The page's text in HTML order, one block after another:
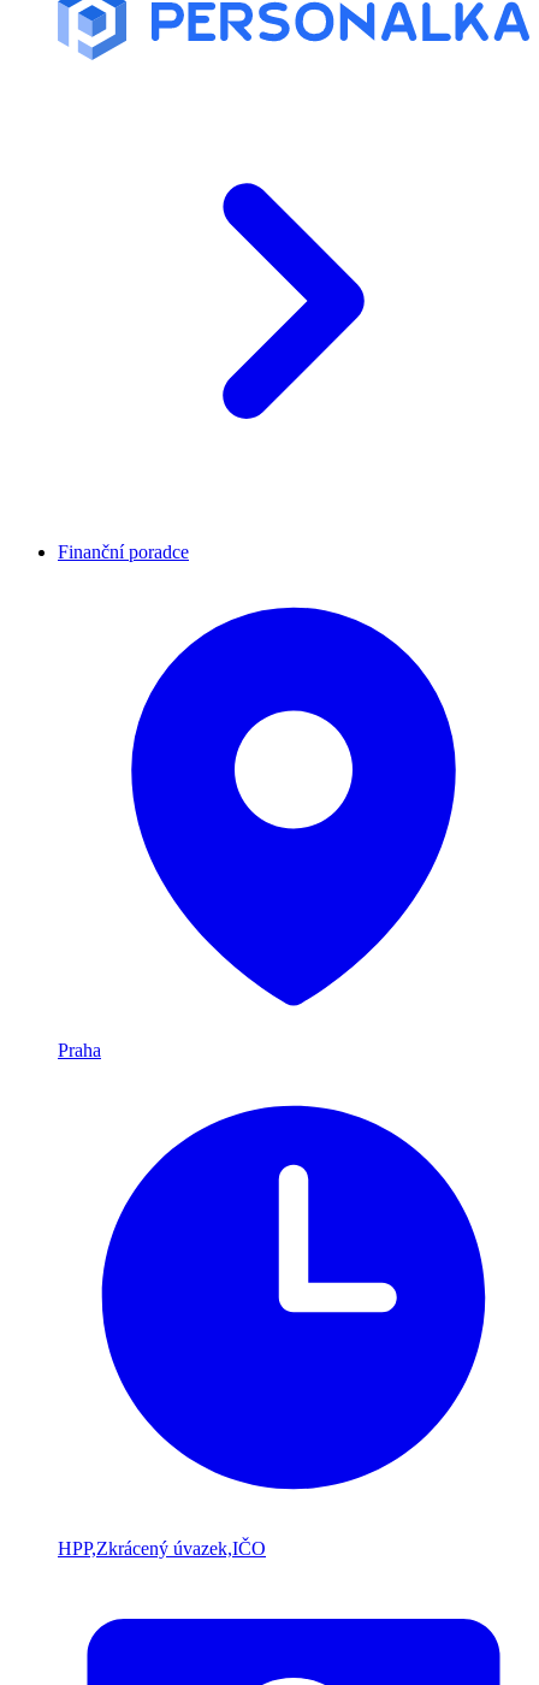
Finanční poradce
Praha
HPP,Zkrácený úvazek,IČO